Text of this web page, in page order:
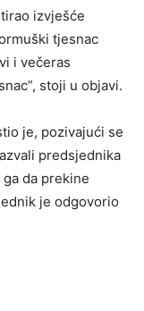
izvješće
tjesnac
i večeras
stoji u objavi.
je, pozivajući se
predsjednika
da prekine
je odgovorio